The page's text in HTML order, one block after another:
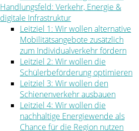
Handlungsfeld: Verkehr, Energie &
digitale Infrastruktur
Leitziel 1: Wir wollen alternative
Mobilitätsangebote zusätzlich
zum Individualverkehr fördern
Leitziel 2: Wir wollen die
Schülerbeförderung optimieren
Leitziel 3: Wir wollen den
Schienenverkehr ausbauen
Leitziel 4: Wir wollen die
nachhaltige Energiewende als
Chance für die Region nutzen